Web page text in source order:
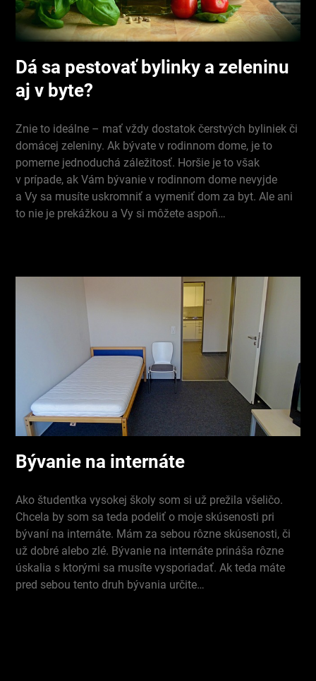
Dá sa pestovať bylinky a zeleninu
aj v byte?
Znie to ideálne – mať vždy dostatok čerstvých byliniek či
domácej zeleniny. Ak bývate v rodinnom dome, je to
pomerne jednoduchá záležitosť. Horšie je to však
v prípade, ak Vám bývanie v rodinnom dome nevyjde
a Vy sa musíte uskromniť a vymeniť dom za byt. Ale ani
to nie je prekážkou a Vy si môžete aspoň…
Bývanie na internáte
Ako študentka vysokej školy som si už prežila všeličo.
Chcela by som sa teda podeliť o moje skúsenosti pri
bývaní na internáte. Mám za sebou rôzne skúsenosti, či
už dobré alebo zlé. Bývanie na internáte prináša rôzne
úskalia s ktorými sa musíte vysporiadať. Ak teda máte
pred sebou tento druh bývania určite…